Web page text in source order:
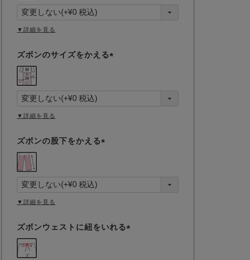
須
)
▼詳細を見る
ズボンのサイズをかえる
須
)
▼詳細を見る
ズボンの股下をかえる
須
)
▼詳細を見る
ズボンウェストに紐をいれる